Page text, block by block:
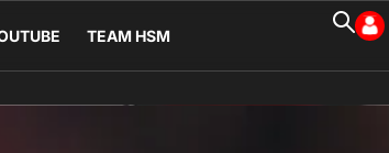
TEAM HSM